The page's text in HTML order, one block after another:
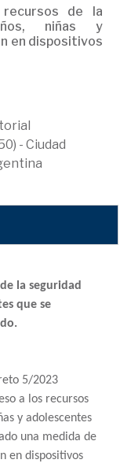
recursos de la
niñas y
en dispositivos
- Ciudad
la seguridad
que se
5/2023
a los recursos
y adolescentes
una medida de
en dispositivos